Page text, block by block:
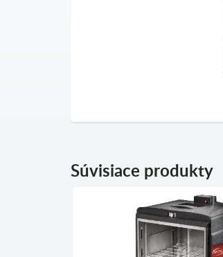
Súvisiace produkty